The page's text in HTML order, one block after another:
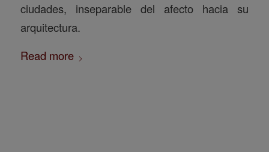
ciudades, inseparable del afecto hacia su
arquitectura.
Read more